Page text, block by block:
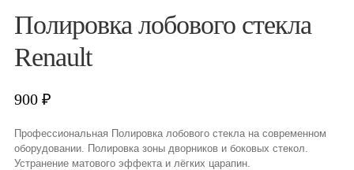
Полировка лобового стекла
Renault
900₽
Профессиональная Полировка лобового стекла на современном
оборудовании. Полировка зоны дворников и боковых стекол.
Устранение матового эффекта и лёгких царапин.